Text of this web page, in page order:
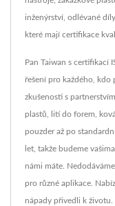
inženýrství, odlévané
které mají certifikace
Pan Taiwan s certifikací
řešení pro každého, kdo
zkušenosti s
plastů, lití do forem,
pouzder až po
let, takže budeme
námi máte.
pro různé aplikace.
nápady přivedli k